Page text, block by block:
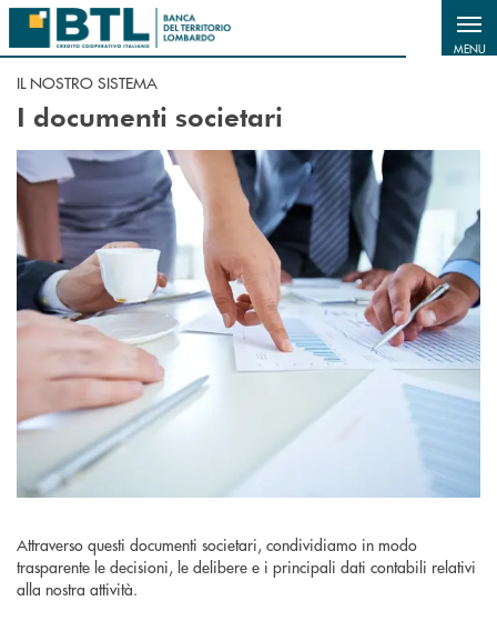
Salta al contenuto principale
MENU
IL NOSTRO SISTEMA
I documenti societari
Attraverso questi documenti societari, condividiamo in modo
trasparente le decisioni, le delibere e i principali dati contabili relativi
alla nostra attività.